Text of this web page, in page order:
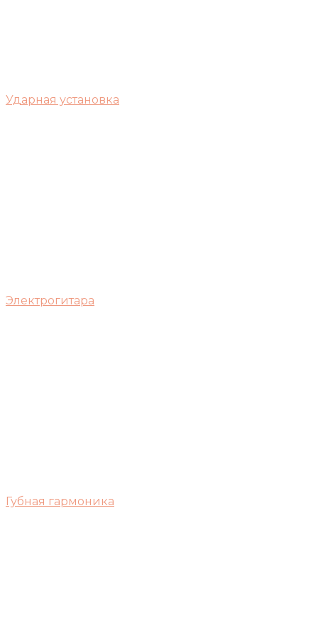
Ударная установка
Электрогитара
Губная гармоника